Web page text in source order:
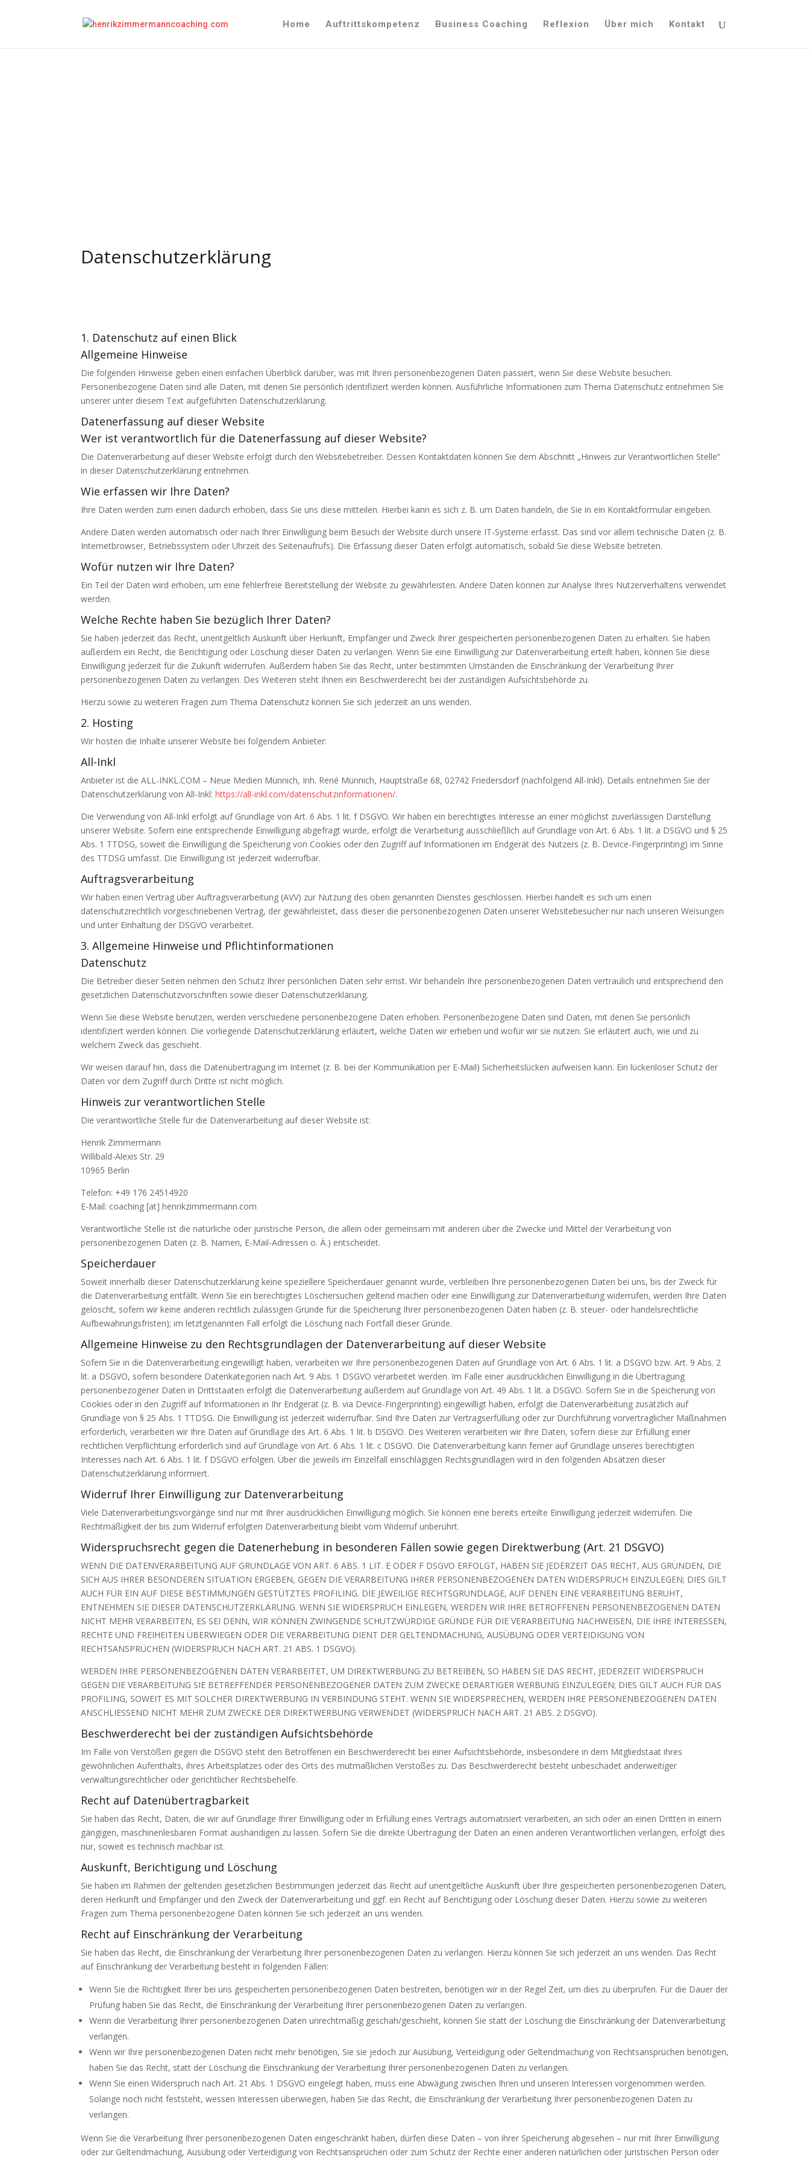
Home Auftrittskompetenz Business Coaching Reflexion Über mich Kontakt
Datenschutz­erklärung
1. Datenschutz auf einen Blick
Allgemeine Hinweise
Die folgenden Hinweise geben einen einfachen Überblick darüber, was mit Ihren personenbezogenen Daten passiert, wenn Sie diese Website besuchen.
Personenbezogene Daten sind alle Daten, mit denen Sie persönlich identifiziert werden können. Ausführliche Informationen zum Thema Datenschutz entnehmen Sie
unserer unter diesem Text aufgeführten Datenschutzerklärung.
Datenerfassung auf dieser Website
Wer ist verantwortlich für die Datenerfassung auf dieser Website?
Die Datenverarbeitung auf dieser Website erfolgt durch den Websitebetreiber. Dessen Kontaktdaten können Sie dem Abschnitt „Hinweis zur Verantwortlichen Stelle“
in dieser Datenschutzerklärung entnehmen.
Wie erfassen wir Ihre Daten?
Ihre Daten werden zum einen dadurch erhoben, dass Sie uns diese mitteilen. Hierbei kann es sich z. B. um Daten handeln, die Sie in ein Kontaktformular eingeben.
Andere Daten werden automatisch oder nach Ihrer Einwilligung beim Besuch der Website durch unsere IT-Systeme erfasst. Das sind vor allem technische Daten (z. B.
Internetbrowser, Betriebssystem oder Uhrzeit des Seitenaufrufs). Die Erfassung dieser Daten erfolgt automatisch, sobald Sie diese Website betreten.
Wofür nutzen wir Ihre Daten?
Ein Teil der Daten wird erhoben, um eine fehlerfreie Bereitstellung der Website zu gewährleisten. Andere Daten können zur Analyse Ihres Nutzerverhaltens verwendet
werden.
Welche Rechte haben Sie bezüglich Ihrer Daten?
Sie haben jederzeit das Recht, unentgeltlich Auskunft über Herkunft, Empfänger und Zweck Ihrer gespeicherten personenbezogenen Daten zu erhalten. Sie haben
außerdem ein Recht, die Berichtigung oder Löschung dieser Daten zu verlangen. Wenn Sie eine Einwilligung zur Datenverarbeitung erteilt haben, können Sie diese
Einwilligung jederzeit für die Zukunft widerrufen. Außerdem haben Sie das Recht, unter bestimmten Umständen die Einschränkung der Verarbeitung Ihrer
personenbezogenen Daten zu verlangen. Des Weiteren steht Ihnen ein Beschwerderecht bei der zuständigen Aufsichtsbehörde zu.
Hierzu sowie zu weiteren Fragen zum Thema Datenschutz können Sie sich jederzeit an uns wenden.
2. Hosting
Wir hosten die Inhalte unserer Website bei folgendem Anbieter:
All-Inkl
Anbieter ist die ALL-INKL.COM – Neue Medien Münnich, Inh. René Münnich, Hauptstraße 68, 02742 Friedersdorf (nachfolgend All-Inkl). Details entnehmen Sie der
Datenschutzerklärung von All-Inkl:https://all-inkl.com/datenschutzinformationen/.
Die Verwendung von All-Inkl erfolgt auf Grundlage von Art. 6 Abs. 1 lit. f DSGVO. Wir haben ein berechtigtes Interesse an einer möglichst zuverlässigen Darstellung
unserer Website. Sofern eine entsprechende Einwilligung abgefragt wurde, erfolgt die Verarbeitung ausschließlich auf Grundlage von Art. 6 Abs. 1 lit. a DSGVO und § 25
Abs. 1 TTDSG, soweit die Einwilligung die Speicherung von Cookies oder den Zugriff auf Informationen im Endgerät des Nutzers (z. B. Device-Fingerprinting) im Sinne
des TTDSG umfasst. Die Einwilligung ist jederzeit widerrufbar.
Auftragsverarbeitung
Wir haben einen Vertrag über Auftragsverarbeitung (AVV) zur Nutzung des oben genannten Dienstes geschlossen. Hierbei handelt es sich um einen
datenschutzrechtlich vorgeschriebenen Vertrag, der gewährleistet, dass dieser die personenbezogenen Daten unserer Websitebesucher nur nach unseren Weisungen
und unter Einhaltung der DSGVO verarbeitet.
3. Allgemeine Hinweise und Pflicht­informationen
Datenschutz
Die Betreiber dieser Seiten nehmen den Schutz Ihrer persönlichen Daten sehr ernst. Wir behandeln Ihre personenbezogenen Daten vertraulich und entsprechend den
gesetzlichen Datenschutzvorschriften sowie dieser Datenschutzerklärung.
Wenn Sie diese Website benutzen, werden verschiedene personenbezogene Daten erhoben. Personenbezogene Daten sind Daten, mit denen Sie persönlich
identifiziert werden können. Die vorliegende Datenschutzerklärung erläutert, welche Daten wir erheben und wofür wir sie nutzen. Sie erläutert auch, wie und zu
welchem Zweck das geschieht.
Wir weisen darauf hin, dass die Datenübertragung im Internet (z. B. bei der Kommunikation per E-Mail) Sicherheitslücken aufweisen kann. Ein lückenloser Schutz der
Daten vor dem Zugriff durch Dritte ist nicht möglich.
Hinweis zur verantwortlichen Stelle
Die verantwortliche Stelle für die Datenverarbeitung auf dieser Website ist:
Henrik Zimmermann
Willibald-Alexis Str. 29
10965 Berlin
Telefon: +49 176 24514920
E-Mail: coaching [at] henrikzimmermann.com
Verantwortliche Stelle ist die natürliche oder juristische Person, die allein oder gemeinsam mit anderen über die Zwecke und Mittel der Verarbeitung von
personenbezogenen Daten (z. B. Namen, E-Mail-Adressen o. Ä.) entscheidet.
Speicherdauer
Soweit innerhalb dieser Datenschutzerklärung keine speziellere Speicherdauer genannt wurde, verbleiben Ihre personenbezogenen Daten bei uns, bis der Zweck für
die Datenverarbeitung entfällt. Wenn Sie ein berechtigtes Löschersuchen geltend machen oder eine Einwilligung zur Datenverarbeitung widerrufen, werden Ihre Daten
gelöscht, sofern wir keine anderen rechtlich zulässigen Gründe für die Speicherung Ihrer personenbezogenen Daten haben (z. B. steuer- oder handelsrechtliche
Aufbewahrungsfristen); im letztgenannten Fall erfolgt die Löschung nach Fortfall dieser Gründe.
Allgemeine Hinweise zu den Rechtsgrundlagen der Datenverarbeitung auf dieser Website
Sofern Sie in die Datenverarbeitung eingewilligt haben, verarbeiten wir Ihre personenbezogenen Daten auf Grundlage von Art. 6 Abs. 1 lit. a DSGVO bzw. Art. 9 Abs. 2
lit. a DSGVO, sofern besondere Datenkategorien nach Art. 9 Abs. 1 DSGVO verarbeitet werden. Im Falle einer ausdrücklichen Einwilligung in die Übertragung
personenbezogener Daten in Drittstaaten erfolgt die Datenverarbeitung außerdem auf Grundlage von Art. 49 Abs. 1 lit. a DSGVO. Sofern Sie in die Speicherung von
Cookies oder in den Zugriff auf Informationen in Ihr Endgerät (z. B. via Device-Fingerprinting) eingewilligt haben, erfolgt die Datenverarbeitung zusätzlich auf
Grundlage von § 25 Abs. 1 TTDSG. Die Einwilligung ist jederzeit widerrufbar. Sind Ihre Daten zur Vertragserfüllung oder zur Durchführung vorvertraglicher Maßnahmen
erforderlich, verarbeiten wir Ihre Daten auf Grundlage des Art. 6 Abs. 1 lit. b DSGVO. Des Weiteren verarbeiten wir Ihre Daten, sofern diese zur Erfüllung einer
rechtlichen Verpflichtung erforderlich sind auf Grundlage von Art. 6 Abs. 1 lit. c DSGVO. Die Datenverarbeitung kann ferner auf Grundlage unseres berechtigten
Interesses nach Art. 6 Abs. 1 lit. f DSGVO erfolgen. Über die jeweils im Einzelfall einschlägigen Rechtsgrundlagen wird in den folgenden Absätzen dieser
Datenschutzerklärung informiert.
Widerruf Ihrer Einwilligung zur Datenverarbeitung
Viele Datenverarbeitungsvorgänge sind nur mit Ihrer ausdrücklichen Einwilligung möglich. Sie können eine bereits erteilte Einwilligung jederzeit widerrufen. Die
Rechtmäßigkeit der bis zum Widerruf erfolgten Datenverarbeitung bleibt vom Widerruf unberührt.
Widerspruchsrecht gegen die Datenerhebung in besonderen Fällen sowie gegen Direktwerbung (Art. 21 DSGVO)
WENN DIE DATENVERARBEITUNG AUF GRUNDLAGE VON ART. 6 ABS. 1 LIT. E ODER F DSGVO ERFOLGT, HABEN SIE JEDERZEIT DAS RECHT, AUS GRÜNDEN, DIE
SICH AUS IHRER BESONDEREN SITUATION ERGEBEN, GEGEN DIE VERARBEITUNG IHRER PERSONENBEZOGENEN DATEN WIDERSPRUCH EINZULEGEN; DIES GILT
AUCH FÜR EIN AUF DIESE BESTIMMUNGEN GESTÜTZTES PROFILING. DIE JEWEILIGE RECHTSGRUNDLAGE, AUF DENEN EINE VERARBEITUNG BERUHT,
ENTNEHMEN SIE DIESER DATENSCHUTZERKLÄRUNG. WENN SIE WIDERSPRUCH EINLEGEN, WERDEN WIR IHRE BETROFFENEN PERSONENBEZOGENEN DATEN
NICHT MEHR VERARBEITEN, ES SEI DENN, WIR KÖNNEN ZWINGENDE SCHUTZWÜRDIGE GRÜNDE FÜR DIE VERARBEITUNG NACHWEISEN, DIE IHRE INTERESSEN,
RECHTE UND FREIHEITEN ÜBERWIEGEN ODER DIE VERARBEITUNG DIENT DER GELTENDMACHUNG, AUSÜBUNG ODER VERTEIDIGUNG VON
RECHTSANSPRÜCHEN (WIDERSPRUCH NACH ART. 21 ABS. 1 DSGVO).
WERDEN IHRE PERSONENBEZOGENEN DATEN VERARBEITET, UM DIREKTWERBUNG ZU BETREIBEN, SO HABEN SIE DAS RECHT, JEDERZEIT WIDERSPRUCH
GEGEN DIE VERARBEITUNG SIE BETREFFENDER PERSONENBEZOGENER DATEN ZUM ZWECKE DERARTIGER WERBUNG EINZULEGEN; DIES GILT AUCH FÜR DAS
PROFILING, SOWEIT ES MIT SOLCHER DIREKTWERBUNG IN VERBINDUNG STEHT. WENN SIE WIDERSPRECHEN, WERDEN IHRE PERSONENBEZOGENEN DATEN
ANSCHLIESSEND NICHT MEHR ZUM ZWECKE DER DIREKTWERBUNG VERWENDET (WIDERSPRUCH NACH ART. 21 ABS. 2 DSGVO).
Beschwerde­recht bei der zuständigen Aufsichts­behörde
Im Falle von Verstößen gegen die DSGVO steht den Betroffenen ein Beschwerderecht bei einer Aufsichtsbehörde, insbesondere in dem Mitgliedstaat ihres
gewöhnlichen Aufenthalts, ihres Arbeitsplatzes oder des Orts des mutmaßlichen Verstoßes zu. Das Beschwerderecht besteht unbeschadet anderweitiger
verwaltungsrechtlicher oder gerichtlicher Rechtsbehelfe.
Recht auf Daten­übertrag­barkeit
Sie haben das Recht, Daten, die wir auf Grundlage Ihrer Einwilligung oder in Erfüllung eines Vertrags automatisiert verarbeiten, an sich oder an einen Dritten in einem
gängigen, maschinenlesbaren Format aushändigen zu lassen. Sofern Sie die direkte Übertragung der Daten an einen anderen Verantwortlichen verlangen, erfolgt dies
nur, soweit es technisch machbar ist.
Auskunft, Berichtigung und Löschung
Sie haben im Rahmen der geltenden gesetzlichen Bestimmungen jederzeit das Recht auf unentgeltliche Auskunft über Ihre gespeicherten personenbezogenen Daten,
deren Herkunft und Empfänger und den Zweck der Datenverarbeitung und ggf. ein Recht auf Berichtigung oder Löschung dieser Daten. Hierzu sowie zu weiteren
Fragen zum Thema personenbezogene Daten können Sie sich jederzeit an uns wenden.
Recht auf Einschränkung der Verarbeitung
Sie haben das Recht, die Einschränkung der Verarbeitung Ihrer personenbezogenen Daten zu verlangen. Hierzu können Sie sich jederzeit an uns wenden. Das Recht
auf Einschränkung der Verarbeitung besteht in folgenden Fällen:
Wenn Sie die Richtigkeit Ihrer bei uns gespeicherten personenbezogenen Daten bestreiten, benötigen wir in der Regel Zeit, um dies zu überprüfen. Für die Dauer der
Prüfung haben Sie das Recht, die Einschränkung der Verarbeitung Ihrer personenbezogenen Daten zu verlangen.
Wenn die Verarbeitung Ihrer personenbezogenen Daten unrechtmäßig geschah/geschieht, können Sie statt der Löschung die Einschränkung der Datenverarbeitung
verlangen.
Wenn wir Ihre personenbezogenen Daten nicht mehr benötigen, Sie sie jedoch zur Ausübung, Verteidigung oder Geltendmachung von Rechtsansprüchen benötigen,
haben Sie das Recht, statt der Löschung die Einschränkung der Verarbeitung Ihrer personenbezogenen Daten zu verlangen.
Wenn Sie einen Widerspruch nach Art. 21 Abs. 1 DSGVO eingelegt haben, muss eine Abwägung zwischen Ihren und unseren Interessen vorgenommen werden.
Solange noch nicht feststeht, wessen Interessen überwiegen, haben Sie das Recht, die Einschränkung der Verarbeitung Ihrer personenbezogenen Daten zu
verlangen.
Wenn Sie die Verarbeitung Ihrer personenbezogenen Daten eingeschränkt haben, dürfen diese Daten – von ihrer Speicherung abgesehen – nur mit Ihrer Einwilligung
oder zur Geltendmachung, Ausübung oder Verteidigung von Rechtsansprüchen oder zum Schutz der Rechte einer anderen natürlichen oder juristischen Person oder